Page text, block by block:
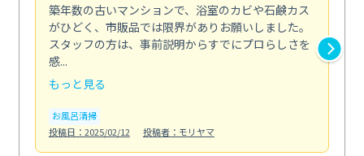
築年数の古いマンションで、浴室のカビや石鹸カス
がひどく、市販品では限界がありお願いしました。
スタッフの方は、事前説明からすでにプロらしさを
感...
もっと見る
お風呂清掃
投稿日：2025/02/12
投稿者：モリヤマ